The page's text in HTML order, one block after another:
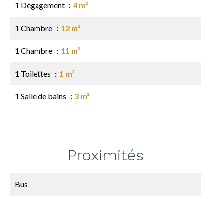
1 Dégagement 4 m²
1 Chambre 12 m²
1 Chambre 11 m²
1 Toilettes 1 m²
1 Salle de bains 3 m²
Proximités
Bus